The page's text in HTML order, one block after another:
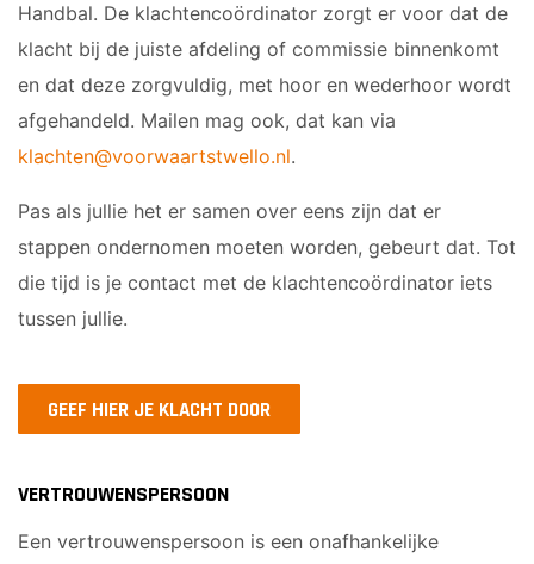
Handbal. De klachtencoördinator zorgt er voor dat de
klacht bij de juiste afdeling of commissie binnenkomt
en dat deze zorgvuldig, met hoor en wederhoor wordt
afgehandeld. Mailen mag ook, dat kan via
klachten@voorwaartstwello.nl.
Pas als jullie het er samen over eens zijn dat er
stappen ondernomen moeten worden, gebeurt dat. Tot
die tijd is je contact met de klachtencoördinator iets
tussen jullie.
GEEF HIER JE KLACHT DOOR
VERTROUWENSPERSOON
Een vertrouwenspersoon is een onafhankelijke